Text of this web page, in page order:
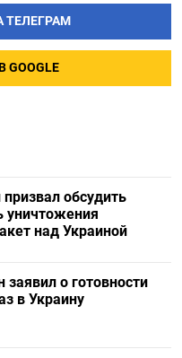
ТЕЛЕГРАМ
обсудить
уничтожения
над Украиной
о готовности
в Украину